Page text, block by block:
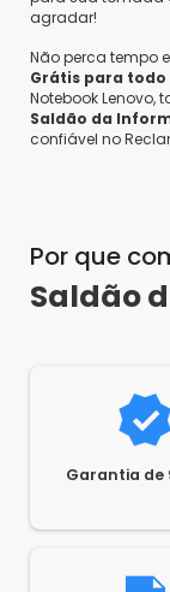
agradar!
Não perca tempo
Grátis para todo
Notebook
Saldão da
confiável no
Por que
Saldão
Garantia de